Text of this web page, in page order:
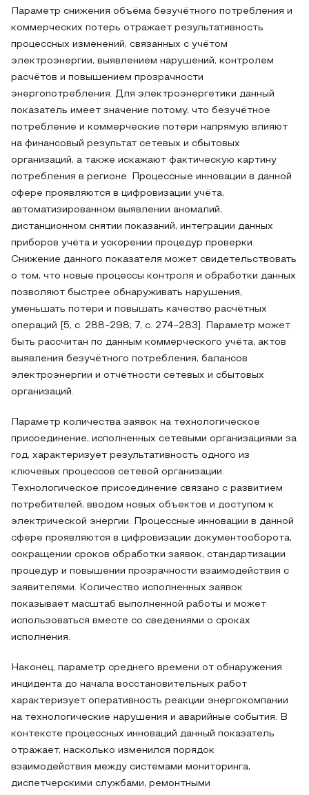
Параметр снижения объёма безучётного потребления и
коммерческих потерь отражает результативность
процессных изменений, связанных с учётом
электроэнергии, выявлением нарушений, контролем
расчётов и повышением прозрачности
энергопотребления. Для электроэнергетики данный
показатель имеет значение потому, что безучётное
потребление и коммерческие потери напрямую влияют
на финансовый результат сетевых и сбытовых
организаций, а также искажают фактическую картину
потребления в регионе. Процессные инновации в данной
сфере проявляются в цифровизации учёта,
автоматизированном выявлении аномалий,
дистанционном снятии показаний, интеграции данных
приборов учёта и ускорении процедур проверки.
Снижение данного показателя может свидетельствовать
о том, что новые процессы контроля и обработки данных
позволяют быстрее обнаруживать нарушения,
уменьшать потери и повышать качество расчётных
операций [5, с. 288-298; 7, с. 274-283]. Параметр может
быть рассчитан по данным коммерческого учёта, актов
выявления безучётного потребления, балансов
электроэнергии и отчётности сетевых и сбытовых
организаций.
Параметр количества заявок на технологическое
присоединение, исполненных сетевыми организациями за
год, характеризует результативность одного из
ключевых процессов сетевой организации.
Технологическое присоединение связано с развитием
потребителей, вводом новых объектов и доступом к
электрической энергии. Процессные инновации в данной
сфере проявляются в цифровизации документооборота,
сокращении сроков обработки заявок, стандартизации
процедур и повышении прозрачности взаимодействия с
заявителями. Количество исполненных заявок
показывает масштаб выполненной работы и может
использоваться вместе со сведениями о сроках
исполнения.
Наконец, параметр среднего времени от обнаружения
инцидента до начала восстановительных работ
характеризует оперативность реакции энергокомпании
на технологические нарушения и аварийные события. В
контексте процессных инноваций данный показатель
отражает, насколько изменился порядок
взаимодействия между системами мониторинга,
диспетчерскими службами, ремонтными